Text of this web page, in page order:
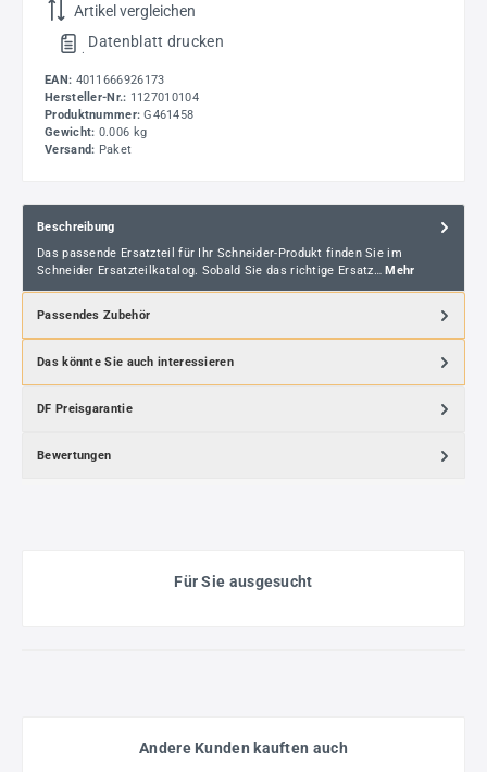
Artikel vergleichen
Datenblatt drucken
EAN: 4011666926173
Hersteller-Nr.: 1127010104
Produktnummer: G461458
Gewicht: 0.006 kg
Versand: Paket
Beschreibung
Das passende Ersatzteil für Ihr Schneider-Produkt finden Sie im
Schneider Ersatzteilkatalog. Sobald Sie das richtige Ersatz… Mehr
Passendes Zubehör
Das könnte Sie auch interessieren
DF Preisgarantie
Bewertungen
Für Sie ausgesucht
Andere Kunden kauften auch